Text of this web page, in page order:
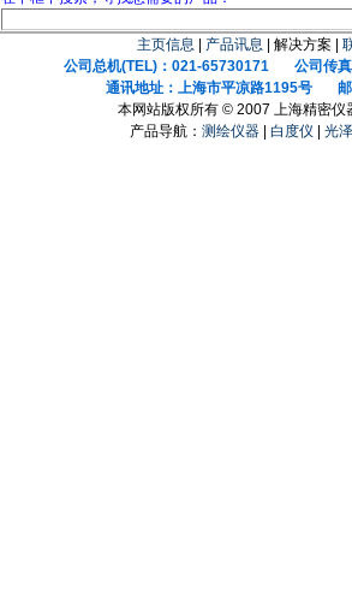
主页信息 产品讯息 | 解决方案 |
公司总机(TEL)：021-65730171 公司传真
通讯地址：上海市平凉路1195号 邮
本网站版权所有 © 2007 上海精密仪
产品导航： 测绘仪器| 白度仪 光